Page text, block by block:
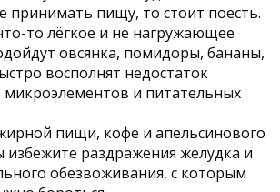
принимать пищу, то стоит поесть.
то лёгкое и не нагружающее
овсянка, помидоры, бананы,
восполнят недостаток
и питательных
пищи, кофе и апельсинового
избежите раздражения желудка и
обезвоживания, с которым